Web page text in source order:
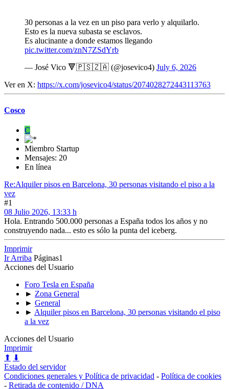
30 personas a la vez en un piso para verlo y alquilarlo.
Esto es la nueva subasta se esclavos.
Es alucinante a donde estamos llegando
pic.twitter.com/znN7ZSdYrb
— José Vico 🔻🇵🇸🇿🇦 (@josevico4) July 6, 2026
Ver en X: https://x.com/josevico4/status/2074028272443113763
Cosco
C
Miembro Startup
Mensajes: 20
En línea
Re:Alquiler pisos en Barcelona, 30 personas visitando el piso a la
vez
#1
08 Julio 2026, 13:33 h
Hola. Entrando 500.000 personas a España todos los años y no
construyendo nada... esto es sólo la punta del iceberg.
Imprimir
Ir Arriba Páginas1
Acciones del Usuario
Foro Tesla en España
► Zona General
► General
► Alquiler pisos en Barcelona, 30 personas visitando el piso
a la vez
Acciones del Usuario
Imprimir
⬆ ⬇
Estado del servidor
Condiciones generales y Política de privacidad - Política de cookies
- Retirada de contenido / DNA